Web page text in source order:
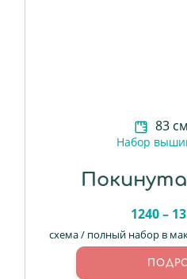
83
Набор
1240 –
схема / полный набор в